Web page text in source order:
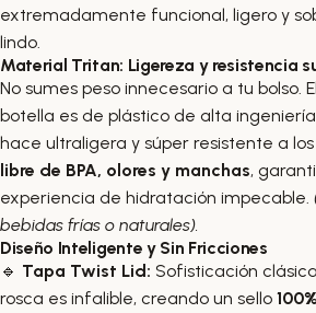
extremadamente funcional, ligero y
lindo.
Material Tritan: Ligereza y resistencia
No sumes peso innecesario a tu bolso.
botella es de plástico de alta ingeniería
hace ultraligera y súper resistente a los
libre de BPA, olores y manchas,
experiencia de hidratación impecable.
bebidas frías o naturales).
Diseño Inteligente y Sin Fricciones
🔹 Tapa Twist Lid: Sofisticación
rosca es infalible, creando un sello